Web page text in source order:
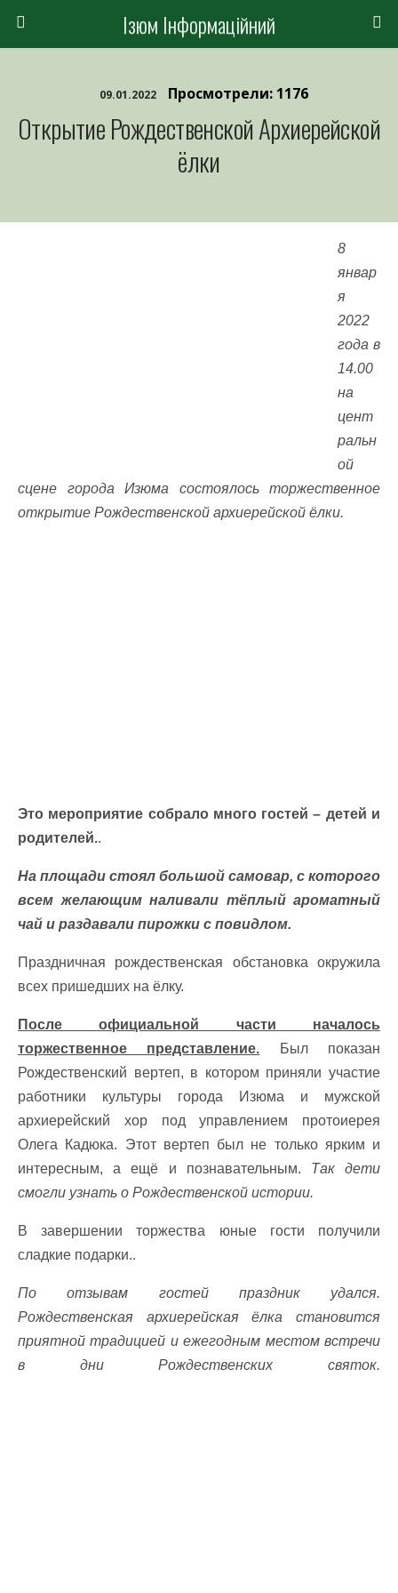
Ізюм Інформаційний
09.01.2022 Просмотрели: 1176
Открытие Рождественской Архиерейской
ёлки
8
январ
я
2022
года в
14.00
на
цент
ральн
ой
сцене города Изюма состоялось торжественное
открытие Рождественской архиерейской ёлки.
Это мероприятие собрало много гостей – детей и
родителей..
На площади стоял большой самовар, с которого
всем желающим наливали тёплый ароматный
чай и раздавали пирожки с повидлом.
Праздничная рождественская обстановка окружила
всех пришедших на ёлку.
После официальной части началось
торжественное представление. Был показан
Рождественский вертеп, в котором приняли участие
работники культуры города Изюма и мужской
архиерейский хор под управлением протоиерея
Олега Кадюка. Этот вертеп был не только ярким и
интересным, а ещё и познавательным. Так дети
смогли узнать о Рождественской истории.
В завершении торжества юные гости получили
сладкие подарки..
По отзывам гостей праздник удался.
Рождественская архиерейская ёлка становится
приятной традицией и ежегодным местом встречи
в дни Рождественских святок.